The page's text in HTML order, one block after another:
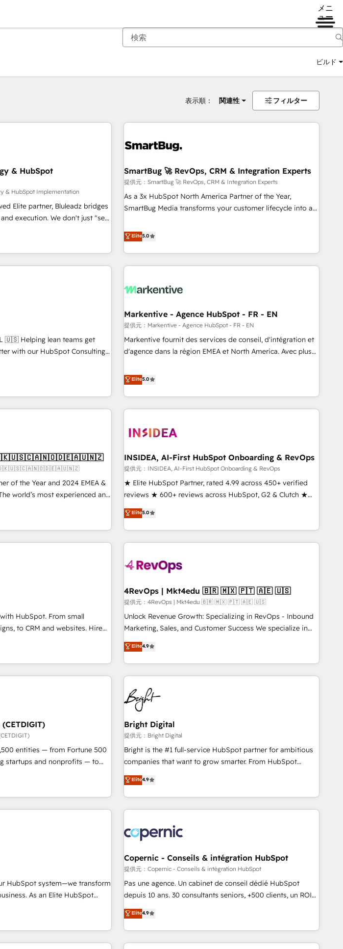
メニ
ュー
ビルド
表示順： 関連性 フィルター
& HubSpot
& HubSpot Implementation
Elite partner, Bluleadz bridges
We don't just "set
Operating System (GTM OS)
engineer a portal that drives
"Valleys of Death" stalling
integrity migrations for total
data security. 🏆 Why
SmartBug 🚀 RevOps, CRM & Integration Experts
提供元：SmartBug 🚀 RevOps, CRM & Integration Experts
As a 3x HubSpot North America Partner of the Year,
SmartBug Media transforms your customer lifecycle into a
divisions Globalia (AI & Software) and Point Success Media
(Paid Media), making this the official home for all three
brands. 🔄 Implementation & Integration - Seamless
migrations and system integrations powered by Globalia’s
to drive platform adoption. 📈 Revenue Generation - Full-
Point Success Media. - Expert deployment of Breeze AI and
custom agents to automate growth. 🏆 Elite Excellence - 8
platform accreditations and deep HIPAA-compliance
expertise. - A team of 250+ experts dedicated to your
Elite5.0
get
with our HubSpot Consulting
-
lead & deal conversion rates -
Team to handle the heavy lifting
you don't know'
OTF is an Elite
and was named 2023
2,500+
info:
us to learn
Markentive - Agence HubSpot - FR - EN
提供元：Markentive - Agence HubSpot - FR - EN
Markentive fournit des services de conseil, d'intégration et
d'agence dans la région EMEA et North America. Avec plus
CRM et webdesign. Markentive is both a consulting firm, a
digital agency and an integrator. With over 115 experts in
marketing automation, growth, revops, CRM and webdesign
(We focus on EMEA - USA customers).
Elite5.0
of the Year and 2024 EMEA &
world’s most experienced and
🚀 With 2,750+
and 370+ specialists across
de-risk complex CRM
ROI across every HubSpot
into clarity, human at global
of trust built through
INSIDEA, AI-First HubSpot Onboarding & RevOps
提供元：INSIDEA, AI-First HubSpot Onboarding & RevOps
★ Elite HubSpot Partner, rated 4.99 across 450+ verified
reviews ★ 600+ reviews across HubSpot, G2 & Clutch ★
150+ in-house HubSpot-certified experts ★ 1,500+
implementations across 25+ countries ★ AI-first, RevOps-
led, onboarding-obsessed INSIDEA helps growing
companies turn HubSpot into a revenue engine. We
powered workflows that drive adoption from week one, in
with workflows built around your business, not a template.
➤ Migration: Move from any legacy CRM. Zero downtime,
full data integrity. ➤ Implementation: Configure HubSpot to
run your revenue process. Sales, marketing, and service
custom agents, and APIs to remove manual work. ➤
Ongoing Management: Monthly tune-ups, feature rollouts,
Elite5.0
HubSpot. From small
to CRM and websites. Hire
in every inch of HubSpot and
with your team to simplify the
experience for your team and
4RevOps | Mkt4edu 🇧🇷 🇲🇽 🇵🇹 🇦🇪 🇺🇸
提供元：4RevOps | Mkt4edu 🇧🇷 🇲🇽 🇵🇹 🇦🇪 🇺🇸
Unlock Revenue Growth: Specializing in RevOps - Inbound
Marketing, Sales, and Customer Success We specialize in
driving revenue growth for companies across industries
through tailored marketing, sales, and customer success
strategies, utilizing RevOps methodologies. As Latin
America's largest HubSpot partner and a global leader in
education market, we offer unparalleled insights. Operating
in five countries—Brazil, UAE (Abu Dhabi/Dubai/Sharjah),
Mexico, USA, and Portugal—we've executed over a hundred
successful operations. Our approach, rooted in RevOps
principles, integrates analysis, training, planning, and
qualification. Leveraging technology, data analytics, CRM
optimization, and inbound marketing tactics, we focus on
us to unlock your business's full potential and achieve
sustained growth in today's competitive market.
Elite4.9
entities — from Fortune 500
startups and nonprofits — to
revenue, and unlock the full
integration, and AI
specialize in: •
Marketing & Content Hubs •
integration • Website
• ERP integration: SAP,
… • Data cleansing and CRM
• Client/member portals built
GovWin, QuickBooks,
Mapsly, WooCommerce,
Bright Digital
提供元：Bright Digital
Bright is the #1 full-service HubSpot partner for ambitious
companies that want to grow smarter. From HubSpot
onboarding, to training, from developing a new website to
lead generation and digital marketing; we do it all (and with
great results)! In short, our services include: - HubSpot
consultancy: onboarding, training, data migration - HubSpot
Marketing & sales solutions: digital marketing, advertising,
campaigns, content and design We connect people, data
and technology to improve customer experiences. With our
bright people, exciting ideas and can-do mentality, we
ensure revenue growth on a daily basis. So tell us your
challenge; our passionate and growth driven team of 100+
www.brightdigital.com
Elite4.9
HubSpot system—we transform
As an Elite HubSpot
in creating tailored, end-to-
growth, improve
ensure faster time to value on
Copernic - Conseils & intégration HubSpot
提供元：Copernic - Conseils & intégration HubSpot
Pas une agence. Un cabinet de conseil dédié HubSpot
depuis 10 ans. 30 consultants seniors, +500 clients, un ROI
mesurable. Notre mission : faire de HubSpot un vrai levier
de performance pour votre organisation. Cela passe par la
compréhension de vos processus, la fiabilisation de vos
données et l'alignement de vos équipes — avant même
Elite4.9